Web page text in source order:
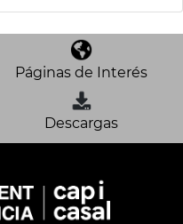
Páginas de Interés
Descargas